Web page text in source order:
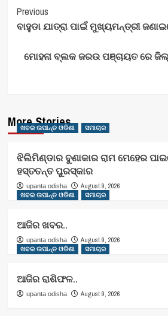
Post
Navigation
Previous
ବାହୁଡା ଯାତ୍ରା ପାଇଁ ମୁଖ୍ୟମନ୍ତ୍ରୀ
ମୋହନା ବ୍ଲକ ଜରଉ ପଞ୍ଚାୟତ ରେ
More Stories
ଖବର ଉପାନ୍ତ ଓଡିଶା ସମାଚାର
ଝିଲିମିଣ୍ଡାର ବୁଣାକାର ରାମ ମେହେର
ହସ୍ତତନ୍ତ ପୁରସ୍କାର
upanta odisha
August 9, 2026
ଖବର ଉପାନ୍ତ ଓଡିଶା
ସମାଚାର
ଆଜିର ଖବର..
upanta odisha
August 9, 2026
ଖବର ଉପାନ୍ତ ଓଡିଶା
ସମାଚାର
ଆଜିର ରାଶିଫଳ..
upanta odisha August 9, 2026